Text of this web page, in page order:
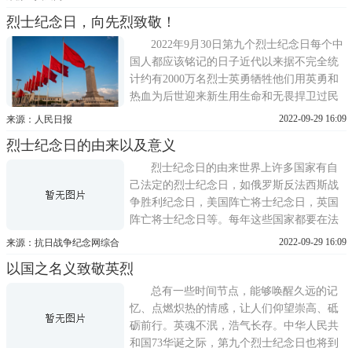
烈士纪念日，向先烈致敬！
2022年9月30日第九个烈士纪念日每个中
国人都应该铭记的日子近代以来据不完全统
计约有2000万名烈士英勇牺牲他们用英勇和
热血为后世迎来新生用生命和无畏捍卫过民
族尊严或许我们无法一一说出他们的名字但
点能够唤醒久远的记忆让人们在历史的坐标
里仰望崇高、砥砺精神李大钊领导并亲自参
加了反对帝国主义和反对军阀的
来源：人民日报 2022-09-29 16:09
烈士纪念日的由来以及意义
烈士纪念日的由来世界上许多国家有自
己法定的烈士纪念日，如俄罗斯反法西斯战
争胜利纪念日，美国阵亡将士纪念日，英国
阵亡将士纪念日等。每年这些国家都要在法
定纪念日举行隆重的公祭仪式，纪念本国英
二届全国人大常委会第十次会议上作《关于
设立烈士纪念日的决定草案说明》。草案以
法律形式将9月30日
来源：抗日战争纪念网综合 2022-09-29 16:09
以国之名义致敬英烈
总有一些时间节点，能够唤醒久远的记
忆、点燃炽热的情感，让人们仰望崇高、砥
砺前行。英魂不泯，浩气长存。中华人民共
和国73华诞之际，第九个烈士纪念日也将到